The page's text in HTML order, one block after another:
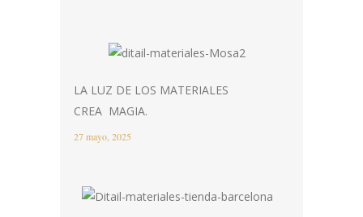
LA LUZ DE LOS MATERIALES
CREA MAGIA.
27 mayo, 2025